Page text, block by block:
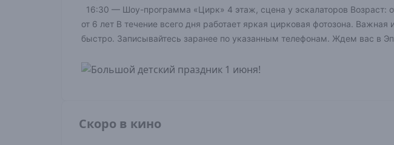
16:30 — Шоу-программа «Цирк» 4 этаж, сцена у эскалаторов Возраст:
от 6 лет В течение всего дня работает яркая цирковая фотозона.
быстро. Записывайтесь заранее по указанным телефонам. Ждем вас в
Скоро в кино